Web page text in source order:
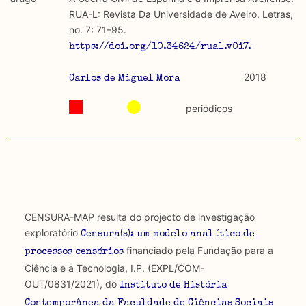
académicos.
Limitações
produzidos até 2022, contudo não foi possível ter acesso
discurso e uso da liberdade de expressão. Trata-se de
uma censura que é omnipresente, dado que é
constitutiva do próprio acto de fala.
abordagens.
Tipo investigação realizada
Os resultados obtidos podem ser exportados em formato
.csv para importação em programas de folha de cálculo
RUA-L: Revista Da Universidade de Aveiro. Letras,
no. 7: 71–95.
https://doi.org/10.34624/rual.v0i7.25377.
Carlos de Miguel Mora 2018
periódicos
CENSURA-MAP resulta do projecto de investigação
exploratório Censura(s): um modelo analítico de
processos censóriosfinanciado pela Fundação para a
Ciência e a Tecnologia, I.P. (EXPL/COM-
OUT/0831/2021), do Instituto de História
Contemporânea da Faculdade de Ciências Sociais